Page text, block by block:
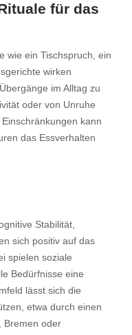
für das
wie ein Tischspruch, ein
wirken
im Alltag zu
oder von Unruhe
kann
das Essverhalten
Stabilität,
sich positiv auf das
spielen soziale
Bedürfnisse eine
lässt sich die
etwa durch einen
Bremen oder